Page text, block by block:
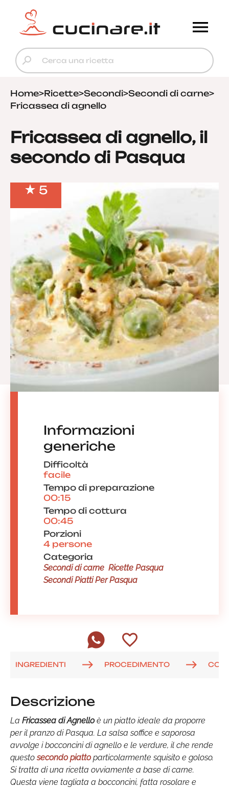
Home>Ricette>Secondi>Secondi di carne>
Fricassea di agnello
Fricassea di agnello, il
secondo di Pasqua
5
Informazioni
generiche
Difficoltà
facile
Tempo di preparazione
00:15
Tempo di cottura
00:45
Porzioni
4 persone
Categoria
Secondi di carne Ricette Pasqua
Secondi Piatti Per Pasqua
INGREDIENTI PROCEDIMENTO
Descrizione
La Fricassea di Agnelloè un piatto ideale da proporre
per il pranzo di Pasqua. La salsa soffice e saporosa
avvolge i bocconcini di agnello e le verdure, il che rende
questosecondo piattoparticolarmente squisito e goloso.
Si tratta di una ricetta ovviamente a base di carne.
Questa viene tagliata a bocconcini, fatta rosolare e